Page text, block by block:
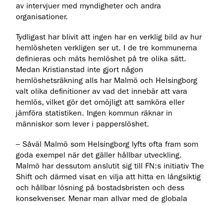
av intervjuer med myndigheter och andra
organisationer.
Tydligast har blivit att ingen har en verklig bild av hur
hemlösheten verkligen ser ut. I de tre kommunerna
definieras och mäts hemlöshet på tre olika sätt.
Medan Kristianstad inte gjort någon
hemlöshetsräkning alls har Malmö och Helsingborg
valt olika definitioner av vad det innebär att vara
hemlös, vilket gör det omöjligt att samköra eller
jämföra statistiken. Ingen kommun räknar in
människor som lever i papperslöshet.
– Såväl Malmö som Helsingborg lyfts ofta fram som
goda exempel när det gäller hållbar utveckling.
Malmö har dessutom anslutit sig till FN:s initiativ The
Shift och därmed visat en vilja att hitta en långsiktig
och hållbar lösning på bostadsbristen och dess
konsekvenser. Menar man allvar med de globala